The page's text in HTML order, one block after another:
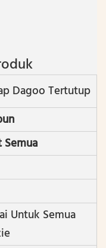
Dagoo Tertutup
Semua
Untuk Semua